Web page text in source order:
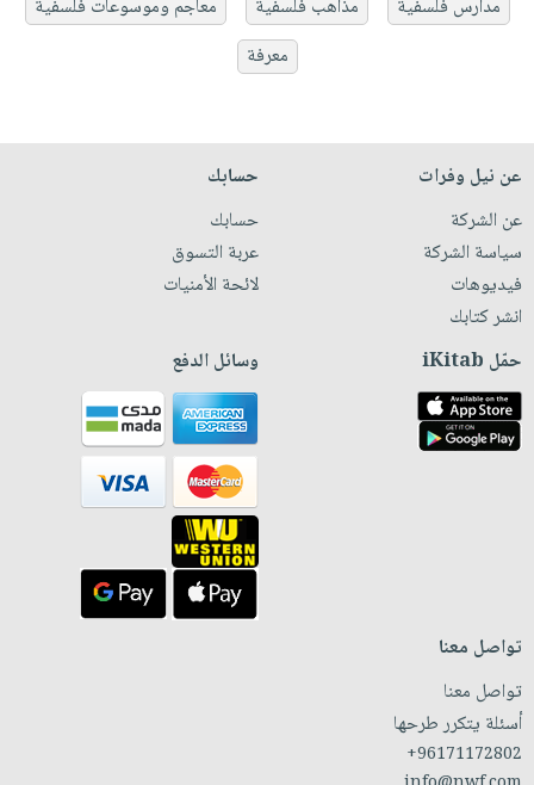
مدارس فلسفية
مذاهب فلسفية
معاجم وموسوعات فلسفية
معرفة
عن نيل وفرات
عن الشركة
سياسة الشركة
فيديوهات
انشر كتابك
حسابك
حسابك
عربة التسوق
لائحة الأمنيات
حمّل iKitab وسائل الدفع
تواصل معنا
تواصل معنا
أسئلة يتكرر طرحها
+96171172802